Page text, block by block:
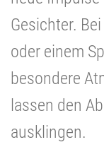
Gesichter.
oder einem
besondere
lassen den
ausklingen.